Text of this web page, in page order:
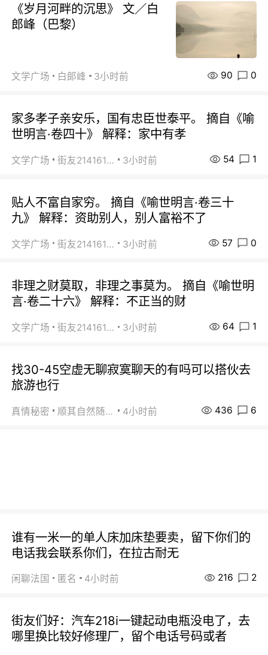
《岁月河畔的沉思》 文／白
郎峰（巴黎）
文学广场 白郞峰 3小时前 90 0
家多孝子亲安乐，国有忠臣世泰平。 摘自《喻
世明言·卷四十》 解释：家中有孝
文学广场 街友21416156 3小时前 54 1
贴人不富自家穷。 摘自《喻世明言·卷三十
九》 解释：资助别人，别人富裕不了
文学广场 街友21416156 3小时前 57 0
非理之财莫取，非理之事莫为。 摘自《喻世明
言·卷二十六》 解释：不正当的财
文学广场 街友21416156 3小时前 64 1
找30-45空虚无聊寂寞聊天的有吗可以搭伙去
旅游也行
真情秘密 顺其自然随缘 4小时前 436 6
谁有一米一的单人床加床垫要卖，留下你们的
电话我会联系你们，在拉古耐无
闲聊法国 匿名 4小时前 216 2
街友们好：汽车218i一键起动电瓶没电了，去
哪里换比较好修理厂，留个电话号码或者